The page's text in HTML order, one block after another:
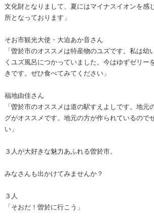
文化財となりまして、夏にはマイナスイオンを感
所となっております」
そお市観光大使・大迫あか音さん
「曽於市のオススメは特産物のユズです。私は幼
くユズ風呂につかっていました。今はゆずゼリー
きです。ぜひ食べてみてください」
福地由佳さん
「曽於市のオススメは道の駅すえよしです。地元
グがオススメです。地元の方が作られているので
い」
３人が大好きな魅力あふれる曽於市。
みなさんも出かけてみませんか？
３人
「そおだ！曽於に行こう」